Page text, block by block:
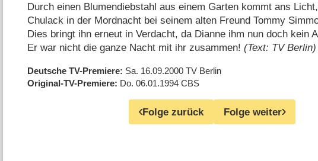
Durch einen Blumendiebstahl aus einem Garten kommt ans
Chulack in der Mordnacht bei seinem alten Freund Tommy
Dies bringt ihn erneut in Verdacht, da Dianne ihm nun doch kein
Er war nicht die ganze Nacht mit ihr zusammen!(Text: TV Berlin)
Deutsche TV-Premiere Sa. 16.09.2000 TV Berlin
Original-TV-Premiere Do. 06.01.1994 CBS
Folge zurück Folge weiter